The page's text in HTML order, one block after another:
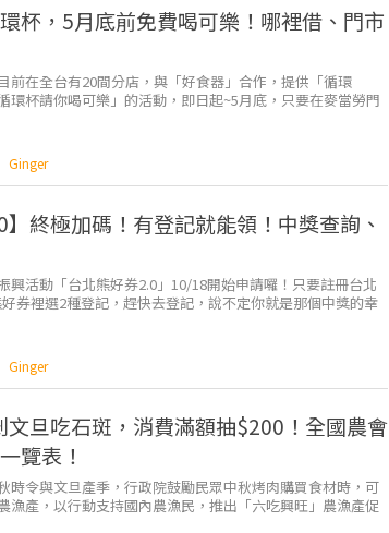
環杯，5月底前免費喝可樂！哪裡借、門市
前在全台有20間分店，與「好食器」合作，提供「循環
環杯請你喝可樂」的活動，即日起~5月底，只要在麥當勞門
Ginger
】終極加碼！有登記就能領！中獎查詢、
興活動「台北熊好券2.0」10/18開始申請囉！只要註冊台北
券裡選2種登記，趕快去登記，說不定你就是那個中獎的幸
Ginger
文旦吃石斑，消費滿額抽$200！全國農會
覽表！
時令與文旦產季，行政院鼓勵民眾中秋烤肉購買食材時，可
漁產，以行動支持國內農漁民，推出「六吃興旺」農漁產促